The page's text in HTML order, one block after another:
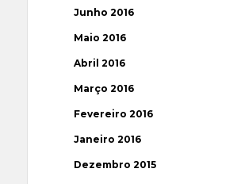
Junho 2016
Maio 2016
Abril 2016
Março 2016
Fevereiro 2016
Janeiro 2016
Dezembro 2015